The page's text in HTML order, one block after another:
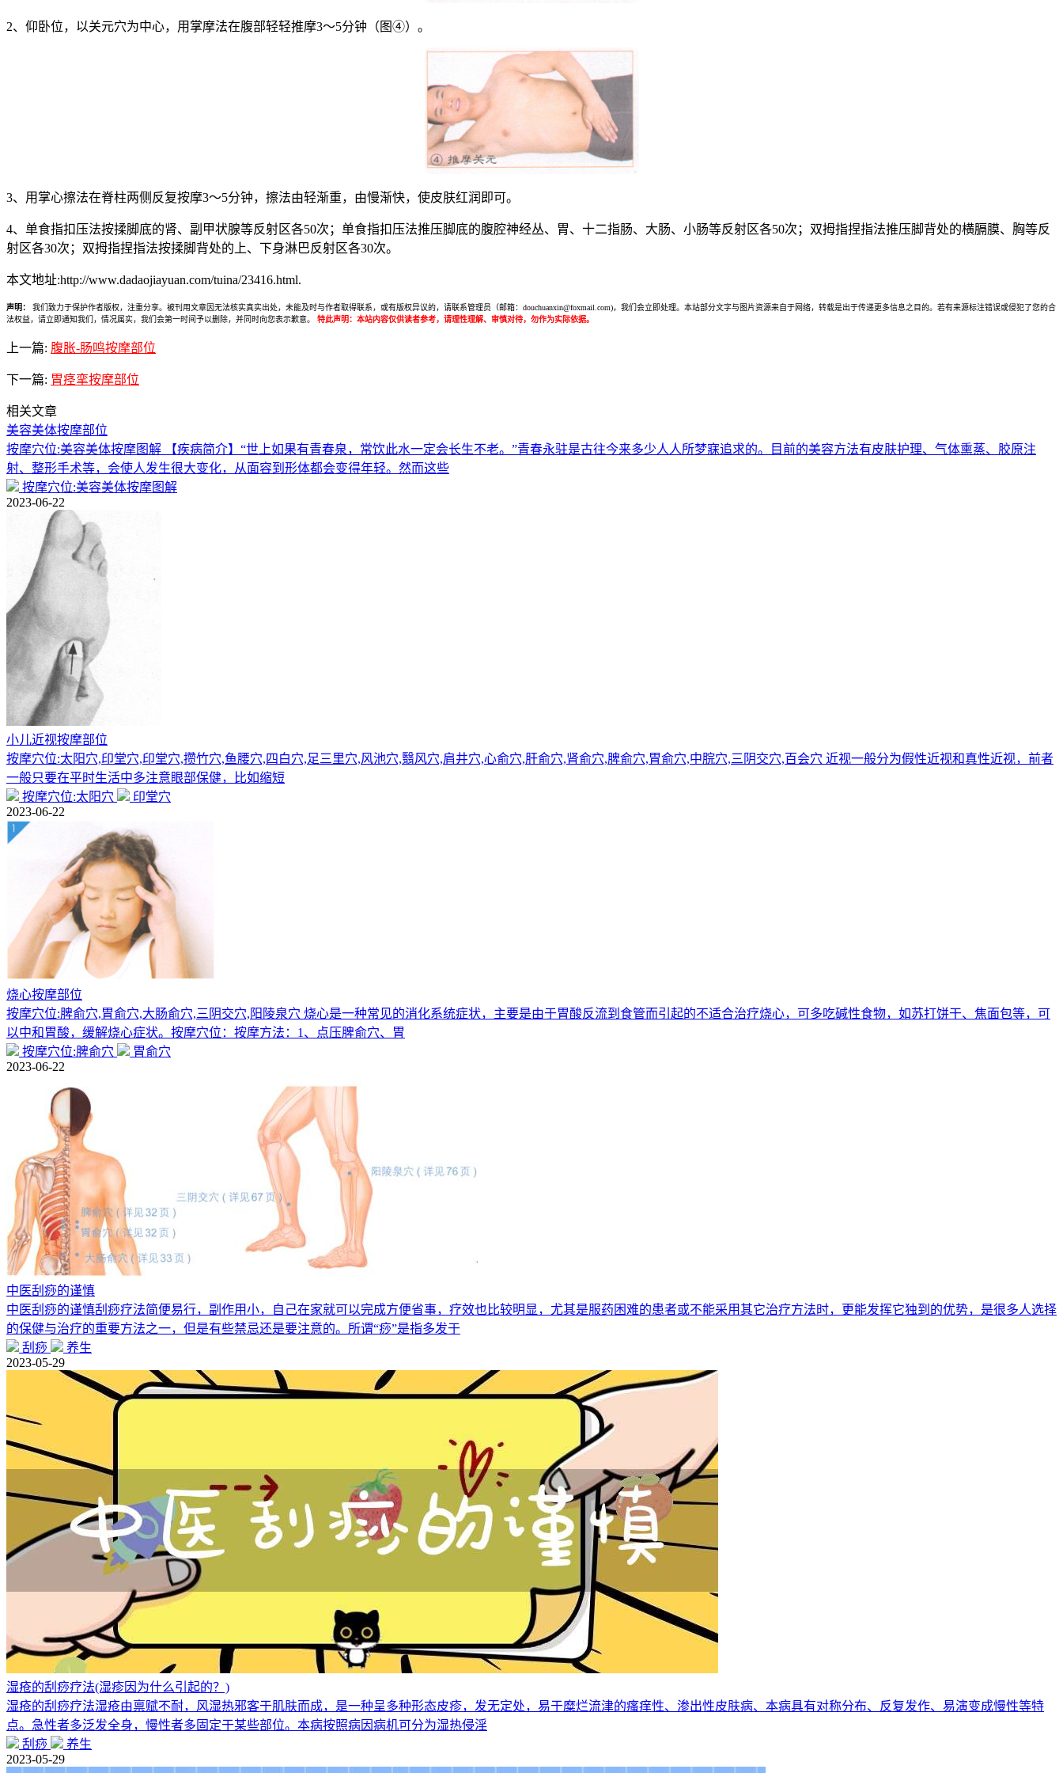
2、仰卧位，以关元穴为中心，用掌摩法在腹部轻轻推摩3〜5分钟（图④）。
3、用掌心擦法在脊柱两侧反复按摩3〜5分钟，擦法由轻渐重，由慢渐快，使皮肤红润即可。
4、单食指扣压法按揉脚底的肾、副甲状腺等反射区各50次；单食指扣压法推压脚底的腹腔神经丛、胃、十二指肠、大肠、小肠等反射区各50次；双拇指捏指法推压脚背处的横膈膜、胸等反
射区各30次；双拇指捏指法按揉脚背处的上、下身淋巴反射区各30次。
本文地址:http://www.dadaojiayuan.com/tuina/23416.html.
声明：
我们致力于保护作者版权，注重分享。被刊用文章因无法核实真实出处，未能及时与作者取得联系，或有版权异议的，请联系管理员（邮箱：douchuanxin@foxmail.com)，我们会立即处理。本站部分文字与图片资源来自于网络，转载是出于传递更多信息之目的。若有来源标注错误或侵犯了您的合
法权益，请立即通知我们，情况属实，我们会第一时间予以删除，并同时向您表示歉意。
特此声明：本站内容仅供读者参考，请理性理解、审慎对待，勿作为实际依据。
上一篇: 腹胀-肠鸣按摩部位
下一篇: 胃痉挛按摩部位
相关文章
美容美体按摩部位
按摩穴位:美容美体按摩图解 【疾病简介】“世上如果有青春泉，常饮此水一定会长生不老。”青春永驻是古往今来多少人人所梦寐追求的。目前的美容方法有皮肤护理、气体熏蒸、胶原注
射、整形手术等，会使人发生很大变化，从面容到形体都会变得年轻。然而这些
按摩穴位:美容美体按摩图解
2023-06-22
小儿近视按摩部位
按摩穴位:太阳穴,印堂穴,印堂穴,攒竹穴,鱼腰穴,四白穴,足三里穴,风池穴,翳风穴,肩井穴,心俞穴,肝俞穴,肾俞穴,脾俞穴,胃俞穴,中脘穴,三阴交穴,百会穴 近视一般分为假性近视和真性近视，前者
一般只要在平时生活中多注意眼部保健，比如缩短
按摩穴位:太阳穴
印堂穴
2023-06-22
烧心按摩部位
按摩穴位:脾俞穴,胃俞穴,大肠俞穴,三阴交穴,阳陵泉穴 烧心是一种常见的消化系统症状，主要是由于胃酸反流到食管而引起的不适合治疗烧心，可多吃碱性食物，如苏打饼干、焦面包等，可
以中和胃酸，缓解烧心症状。按摩穴位：按摩方法：1、点压脾俞穴、胃
按摩穴位:脾俞穴
胃俞穴
2023-06-22
中医刮痧的谨慎
中医刮痧的谨慎刮痧疗法简便易行，副作用小，自己在家就可以完成方便省事，疗效也比较明显，尤其是服药困难的患者或不能采用其它治疗方法时，更能发挥它独到的优势，是很多人选择
的保健与治疗的重要方法之一，但是有些禁忌还是要注意的。所谓“痧”是指多发于
刮痧
养生
2023-05-29
湿疮的刮痧疗法(湿疹因为什么引起的？)
湿疮的刮痧疗法湿疮由禀赋不耐，风湿热邪客于肌肤而成，是一种呈多种形态皮疹，发无定处，易于糜烂流津的瘙痒性、渗出性皮肤病、本病具有对称分布、反复发作、易演变成慢性等特
点。急性者多泛发全身，慢性者多固定于某些部位。本病按照病因病机可分为湿热侵淫
刮痧
养生
2023-05-29